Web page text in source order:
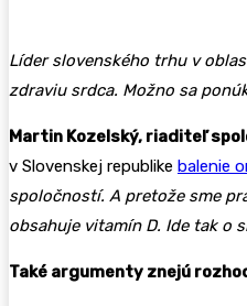
Líder slovenského trhu v
zdraviu srdca. Možno sa
Martin Kozelský, riaditeľ
v Slovenskej republike balenie
spoločností. A pretože sme
obsahuje vitamín D. Ide tak o
Také argumenty znejú